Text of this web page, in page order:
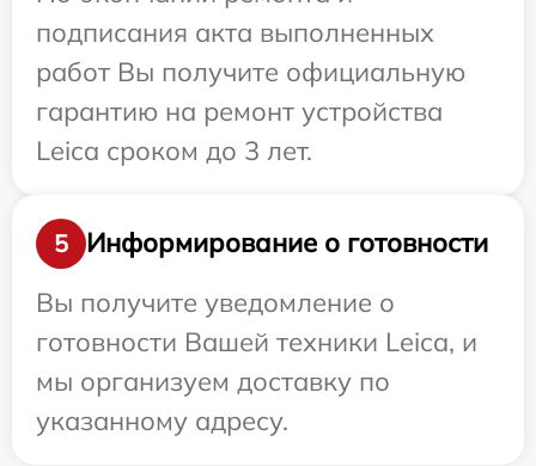
подписания акта выполненных
работ Вы получите официальную
гарантию на ремонт устройства
Leica сроком до 3 лет.
5
Информирование о готовности
Вы получите уведомление о
готовности Вашей техники Leica, и
мы организуем доставку по
указанному адресу.